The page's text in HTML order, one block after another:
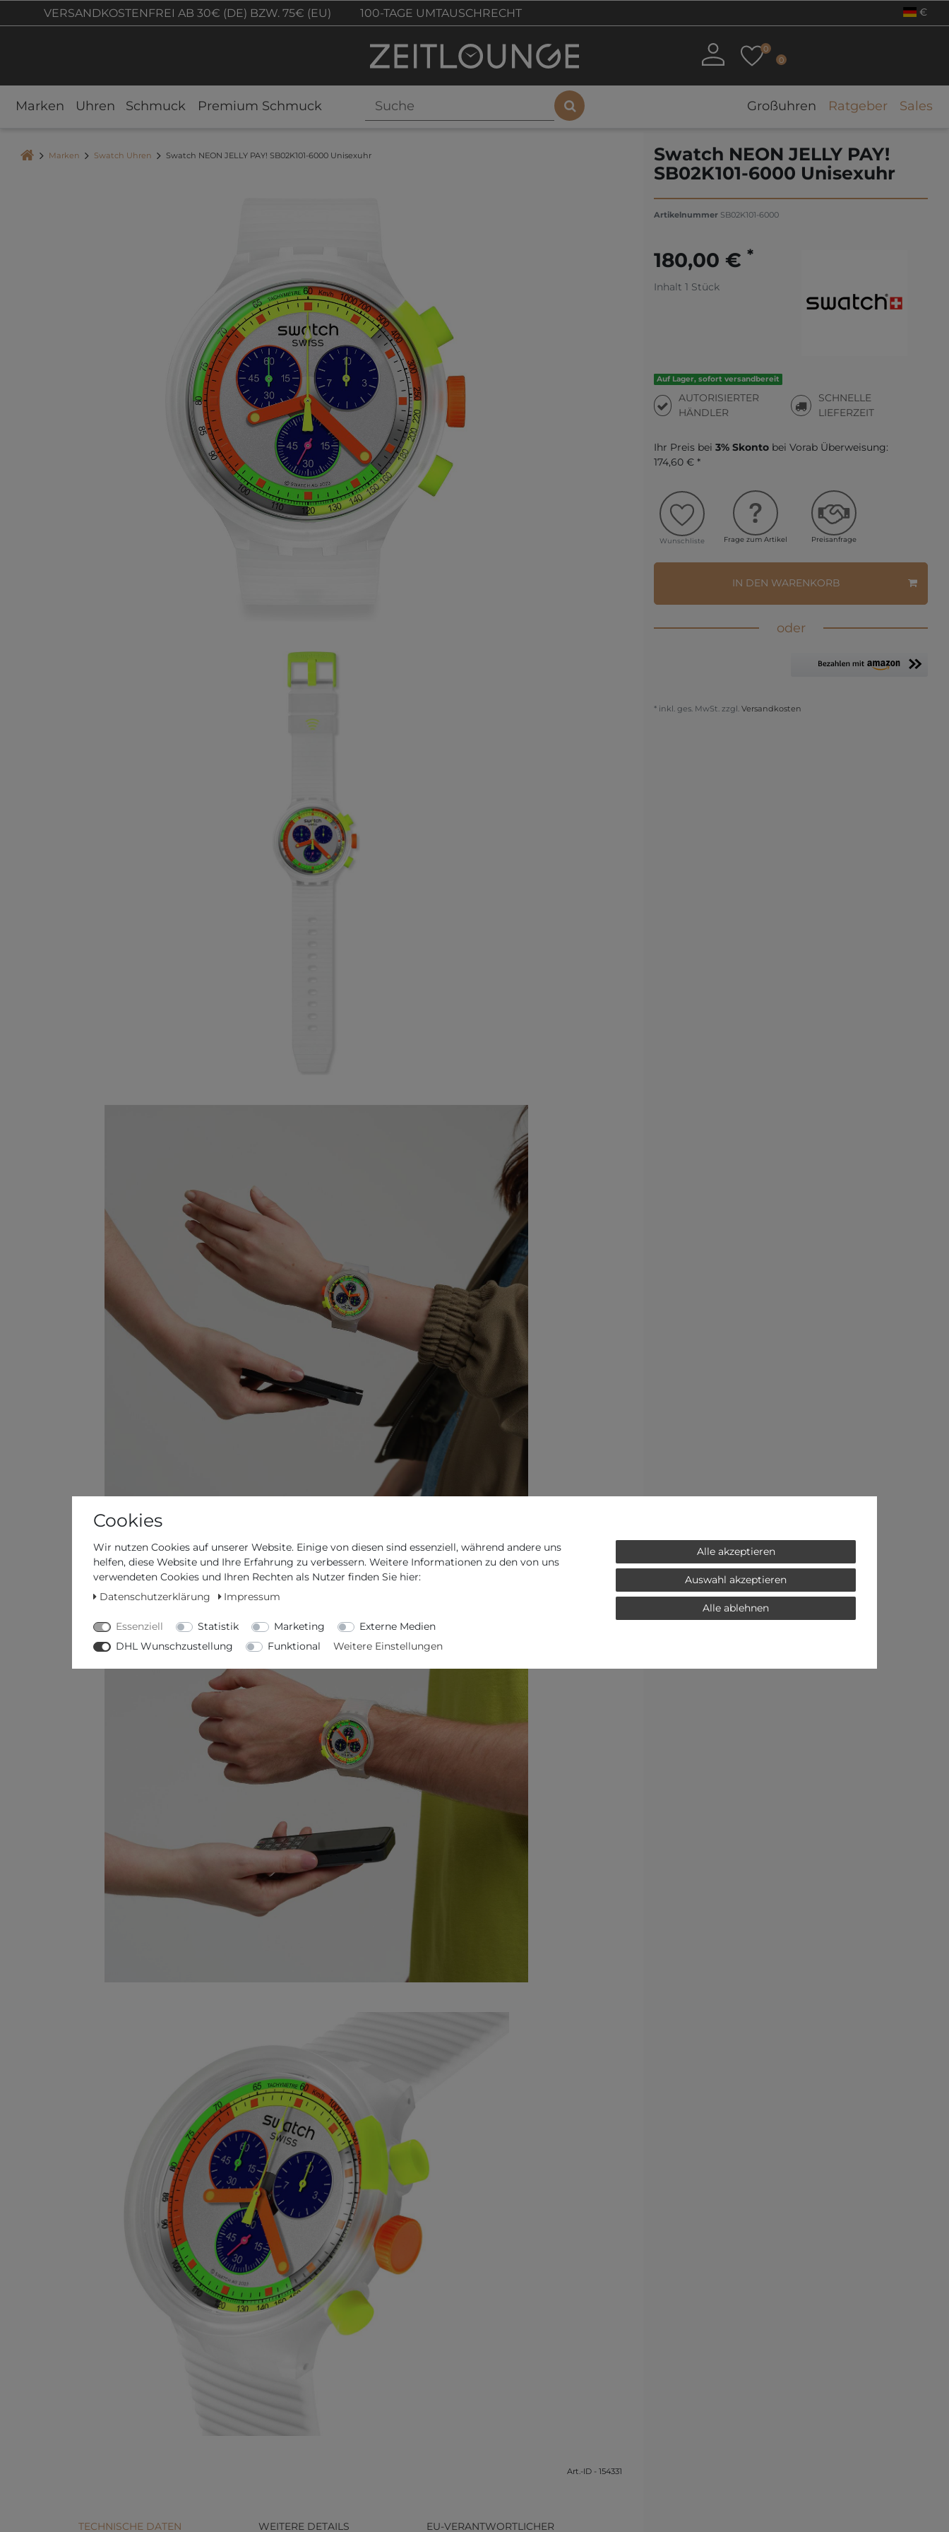
VERSANDKOSTENFREI AB 30€ (DE) BZW. 75€ (EU) 100-TAGE UMTAUSCHRECHT €
0
0
Marken Uhren Schmuck Premium Schmuck Großuhren Ratgeber Sales
Marken Swatch Uhren Swatch NEON JELLY PAY! SB02K101-6000 Unisexuhr
Art.-ID - 154331
TECHNISCHE DATEN WEITERE DETAILS EU-VERANTWORTLICHER
Swatch NEON JELLY PAY!
SB02K101-6000 Unisexuhr
Artikelnummer SB02K101-6000
180,00 € *
Inhalt 1 Stück
Auf Lager, sofort versandbereit
AUTORISIERTER
HÄNDLER
SCHNELLE
LIEFERZEIT
Ihr Preis bei 3% Skonto bei Vorab Überweisung:
174,60 € *
Wunschliste Frage zum Artikel Preisanfrage
IN DEN WARENKORB
oder
* inkl. ges. MwSt. zzgl. Versandkosten
Cookies
Wir nutzen Cookies auf unserer Website. Einige von diesen sind essenziell, während andere uns
helfen, diese Website und Ihre Erfahrung zu verbessern. Weitere Informationen zu den von uns
verwendeten Cookies und Ihren Rechten als Nutzer finden Sie hier:
Datenschutzerklärung
Impressum
Essenziell Statistik Marketing
Externe Medien
DHL Wunschzustellung
Funktional Weitere Einstellungen
Alle akzeptieren
Auswahl akzeptieren
Alle ablehnen